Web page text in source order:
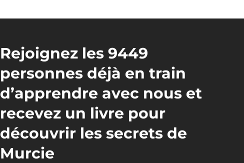
Rejoignez les 9449
personnes déjà en train
d’apprendre avec nous et
recevez un livre pour
découvrir les secrets de
Murcie